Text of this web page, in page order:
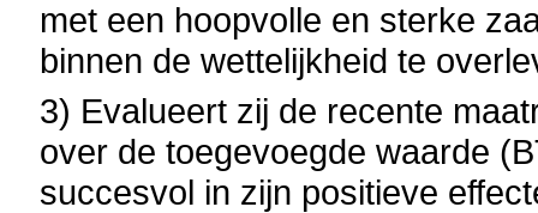
met een hoopvolle en sterke
binnen de wettelijkheid te
3) Evalueert zij de recente
over de toegevoegde waarde
succesvol in zijn positieve